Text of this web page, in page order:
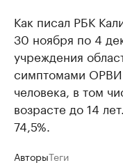
Как писал РБК
30 ноября по 4
учреждения
симптомами ОРВИ
человека, в том
возрасте до 14
74,5%.
АвторыТеги